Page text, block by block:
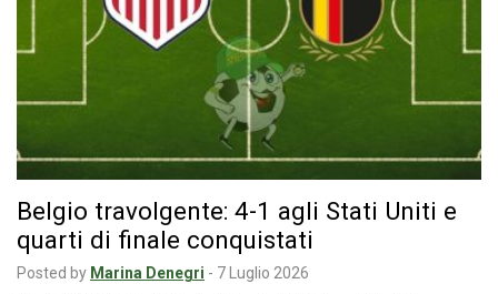
Belgio travolgente: 4-1 agli Stati Uniti e
quarti di finale conquistati
Posted by Marina Denegri - 7 Luglio 2026